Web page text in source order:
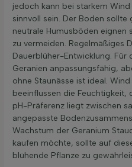
jedoch kann bei starkem
sinnvoll sein. Der Boden sollte
neutrale Humusböden eignen
zu vermeiden. Regelmäßiges
Dauerblüher-Entwicklung.
Geranien anpassungsfähig,
ohne Staunässe ist ideal.
beeinflussen die Feuchtigkeit,
pH-Präferenz liegt zwischen
angepasste
Wachstum der Geranium
kaufen möchte, sollte auf
blühende Pflanze zu